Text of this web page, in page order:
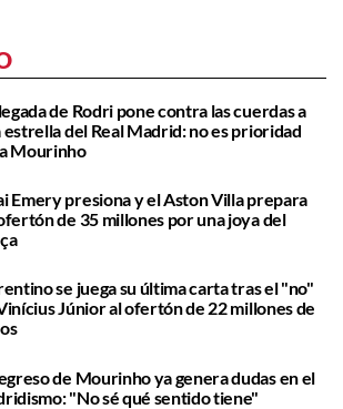
de Rodri pone contra las cuerdas a
estrella del Real Madrid: no es prioridad
Mourinho
Emery presiona y el Aston Villa prepara
de 35 millones por una joya del
se juega su última carta tras el "no"
Júnior al ofertón de 22 millones de
de Mourinho ya genera dudas en el
"No sé qué sentido tiene"